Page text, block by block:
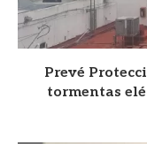
Prevé
tormentas